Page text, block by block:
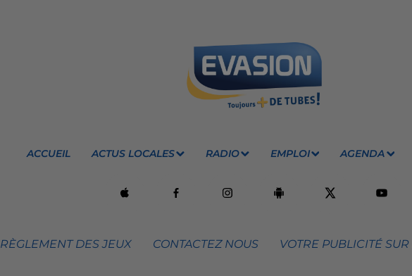
ACCUEIL ACTUS LOCALES RADIO EMPLOI AGENDA
RÈGLEMENT DES JEUX CONTACTEZ NOUS VOTRE PUBLICITÉ